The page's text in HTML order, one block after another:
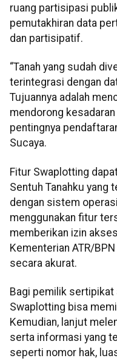
ruang partisipasi
pemutakhiran data
dan partisipatif.
“Tanah yang sudah
terintegrasi dengan
Tujuannya adalah
mendorong
pentingnya
Sucaya.
Fitur Swaplotting
Sentuh Tanahku yang
dengan sistem
menggunakan fitur
memberikan izin
Kementerian ATR/
secara akurat.
Bagi pemilik sertipikat
Swaplotting bisa
Kemudian, lanjut
serta informasi yang
seperti nomor hak,